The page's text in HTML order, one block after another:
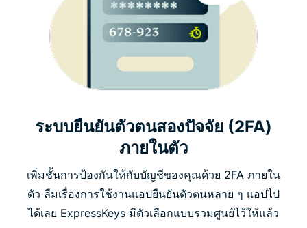
ระบบยืนยันตัวตนสองปัจจัย (2FA)
ภายในตัว
เพิ่มชั้นการป้องกันให้กับบัญชีของคุณด้วย 2FA ภายใน
ตัว ลืมเรื่องการใช้งานแอปยืนยันตัวตนหลาย ๆ แอปไป
ได้เลย ExpressKeys มีตัวเลือกแบบรวมศูนย์ไว้ให้แล้ว